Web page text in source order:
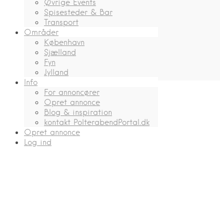
Øvrige Events
Spisesteder & Bar
Transport
Områder
København
Sjælland
Fyn
Jylland
Info
For annoncører
Opret annonce
Blog & inspiration
kontakt PolterabendPortal.dk
Opret annonce
Log ind